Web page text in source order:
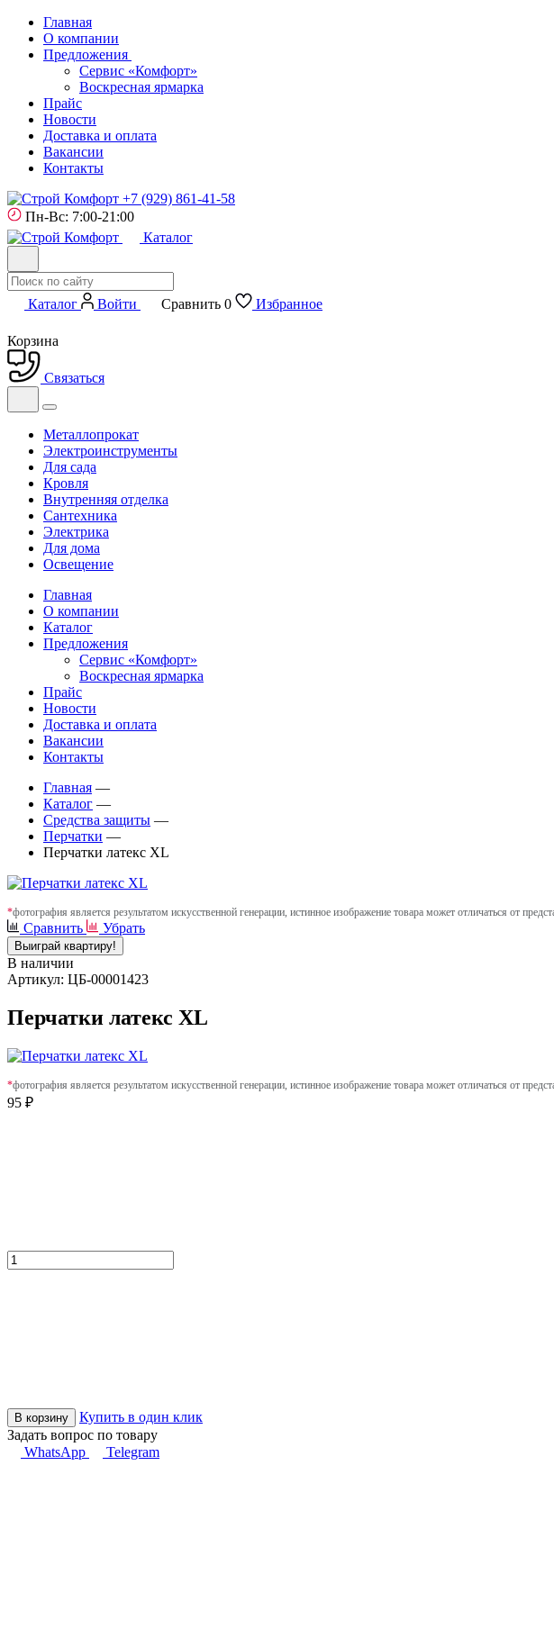
Главная
О компании
Предложения
Сервис «Комфорт»
Воскресная ярмарка
Прайс
Новости
Доставка и оплата
Вакансии
Контакты
+7 (929) 861-41-58
Пн-Вс: 7:00-21:00
Каталог
Каталог Войти Сравнить 0 Избранное
Корзина
Связаться
Металлопрокат
Электроинструменты
Для сада
Кровля
Внутренняя отделка
Сантехника
Электрика
Для дома
Освещение
Главная
О компании
Каталог
Предложения
Сервис «Комфорт»
Воскресная ярмарка
Прайс
Новости
Доставка и оплата
Вакансии
Контакты
Главная —
Каталог —
Средства защиты —
Перчатки —
Перчатки латекс XL
*фотография является результатом искусственной генерации, истинное изображение товара может отличаться от
Сравнить Убрать
Выиграй квартиру!
В наличии
Артикул: ЦБ-00001423
Перчатки латекс XL
*фотография является результатом искусственной генерации, истинное изображение товара может отличаться от
95 ₽
В корзину
Купить в один клик
Задать вопрос по товару
WhatsApp
Telegram